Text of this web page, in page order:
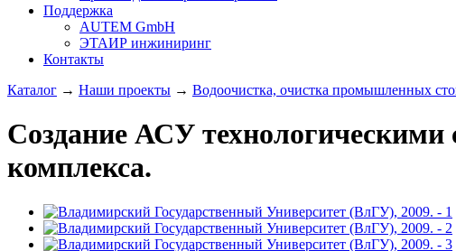
Поддержка
AUTEM GmbH
ЭТАИР инжиниринг
Контакты
Каталог → Наши проекты → Водоочистка, очистка промышленных
Создание АСУ технологическими
комплекса.